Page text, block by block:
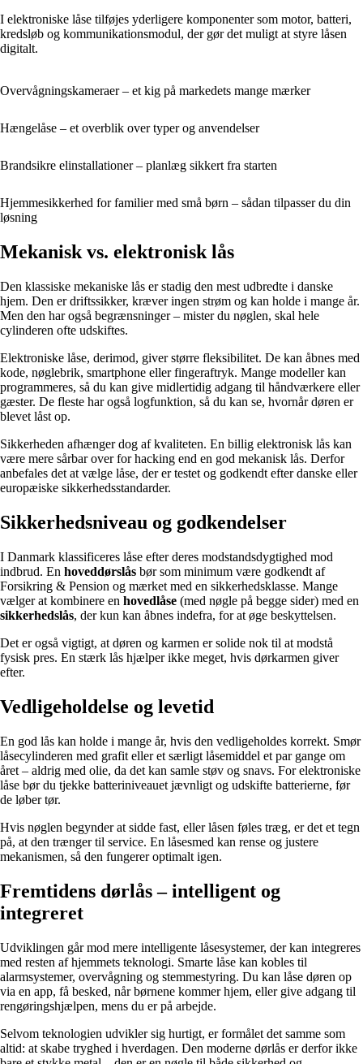
I elektroniske låse tilføjes yderligere komponenter som motor, batteri,
kredsløb og kommunikationsmodul, der gør det muligt at styre låsen
digitalt.
Overvågningskameraer – et kig på markedets mange mærker
Hængelåse – et overblik over typer og anvendelser
Brandsikre elinstallationer – planlæg sikkert fra starten
Hjemmesikkerhed for familier med små børn – sådan tilpasser du din
løsning
Mekanisk vs. elektronisk lås
Den klassiske mekaniske lås er stadig den mest udbredte i danske
hjem. Den er driftssikker, kræver ingen strøm og kan holde i mange år.
Men den har også begrænsninger – mister du nøglen, skal hele
cylinderen ofte udskiftes.
Elektroniske låse, derimod, giver større fleksibilitet. De kan åbnes med
kode, nøglebrik, smartphone eller fingeraftryk. Mange modeller kan
programmeres, så du kan give midlertidig adgang til håndværkere eller
gæster. De fleste har også logfunktion, så du kan se, hvornår døren er
blevet låst op.
Sikkerheden afhænger dog af kvaliteten. En billig elektronisk lås kan
være mere sårbar over for hacking end en god mekanisk lås. Derfor
anbefales det at vælge låse, der er testet og godkendt efter danske eller
europæiske sikkerhedsstandarder.
Sikkerhedsniveau og godkendelser
I Danmark klassificeres låse efter deres modstandsdygtighed mod
indbrud. En hoveddørslås bør som minimum være godkendt af
Forsikring & Pension og mærket med en sikkerhedsklasse. Mange
vælger at kombinere en hovedlåse (med nøgle på begge sider) med en
sikkerhedslås, der kun kan åbnes indefra, for at øge beskyttelsen.
Det er også vigtigt, at døren og karmen er solide nok til at modstå
fysisk pres. En stærk lås hjælper ikke meget, hvis dørkarmen giver
efter.
Vedligeholdelse og levetid
En god lås kan holde i mange år, hvis den vedligeholdes korrekt. Smør
låsecylinderen med grafit eller et særligt låsemiddel et par gange om
året – aldrig med olie, da det kan samle støv og snavs. For elektroniske
låse bør du tjekke batteriniveauet jævnligt og udskifte batterierne, før
de løber tør.
Hvis nøglen begynder at sidde fast, eller låsen føles træg, er det et tegn
på, at den trænger til service. En låsesmed kan rense og justere
mekanismen, så den fungerer optimalt igen.
Fremtidens dørlås – intelligent og
integreret
Udviklingen går mod mere intelligente låsesystemer, der kan integreres
med resten af hjemmets teknologi. Smarte låse kan kobles til
alarmsystemer, overvågning og stemmestyring. Du kan låse døren op
via en app, få besked, når børnene kommer hjem, eller give adgang til
rengøringshjælpen, mens du er på arbejde.
Selvom teknologien udvikler sig hurtigt, er formålet det samme som
altid: at skabe tryghed i hverdagen. Den moderne dørlås er derfor ikke